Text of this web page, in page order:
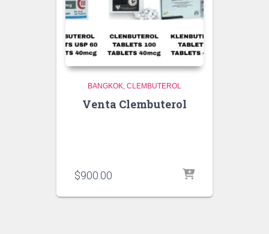
BANGKOK CLEMBUTEROL
Venta Clembuterol
$900.00